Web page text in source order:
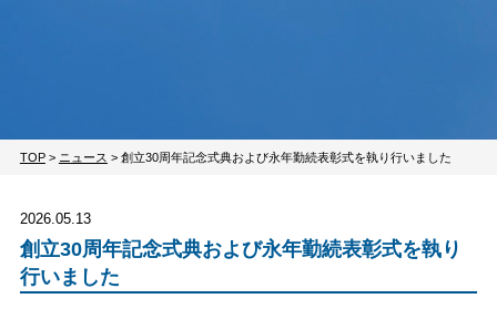
TOP> ニュース > 創立30周年記念式典および永年勤続表彰式を執り行いました
2026.05.13
創立30周年記念式典および永年勤続表彰式を執り
行いました